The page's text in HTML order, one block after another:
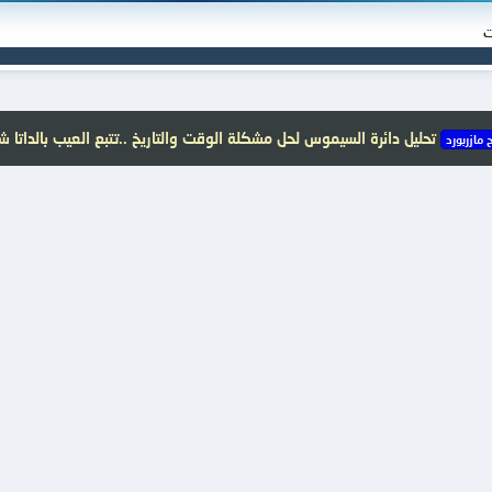
مازربورد تحليل دائرة السيموس لحل مشكلة الوقت والتاريخ ..تتبع العيب بالداتا